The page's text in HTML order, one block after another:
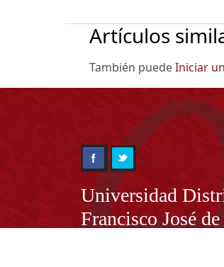
Artículos
También puedeIniciar
Información
Universidad
Francisco José